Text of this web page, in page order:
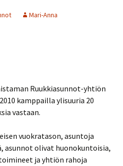
Mari-Anna
Ruukkiasunnot-yhtiön
kamppailla ylisuuria 20
vastaan.
vuokratason, asuntoja
asunnot olivat huonokuntoisia,
ja yhtiön rahoja